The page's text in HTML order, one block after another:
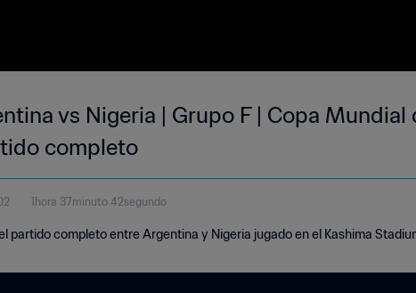
vs Nigeria | Grupo F | Copa
completo
1hora 37minuto 42segundo
partido completo entre Argentina y Nigeria jugado en el Kashima